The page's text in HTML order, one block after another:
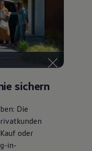
sichern
Die
oder
in-